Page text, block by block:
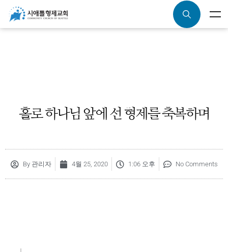
홀로 하나님 앞에 선 형제를 축복하며
By관리자 4월 25, 2020 1:06 오후 No Comments